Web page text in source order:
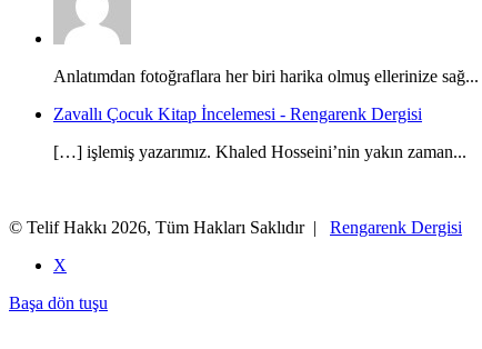
Anlatımdan fotoğraflara her biri harika olmuş ellerinize sağ...
Zavallı Çocuk Kitap İncelemesi - Rengarenk Dergisi
[…] işlemiş yazarımız. Khaled Hosseini’nin yakın zaman...
© Telif Hakkı 2026, Tüm Hakları Saklıdır | Rengarenk Dergisi
X
Başa dön tuşu